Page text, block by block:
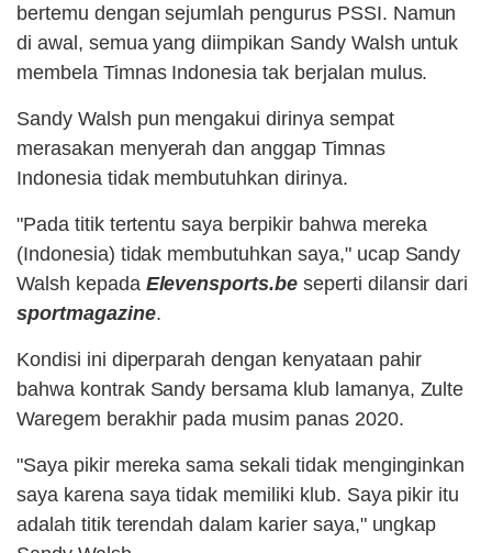
bertemu dengan sejumlah pengurus PSSI. Namun
di awal, semua yang diimpikan Sandy Walsh untuk
membela Timnas Indonesia tak berjalan mulus.
Sandy Walsh pun mengakui dirinya sempat
merasakan menyerah dan anggap Timnas
Indonesia tidak membutuhkan dirinya.
"Pada titik tertentu saya berpikir bahwa mereka
(Indonesia) tidak membutuhkan saya," ucap Sandy
Walsh kepada Elevensports.be seperti dilansir dari
sportmagazine.
Kondisi ini diperparah dengan kenyataan pahir
bahwa kontrak Sandy bersama klub lamanya, Zulte
Waregem berakhir pada musim panas 2020.
"Saya pikir mereka sama sekali tidak menginginkan
saya karena saya tidak memiliki klub. Saya pikir itu
adalah titik terendah dalam karier saya," ungkap